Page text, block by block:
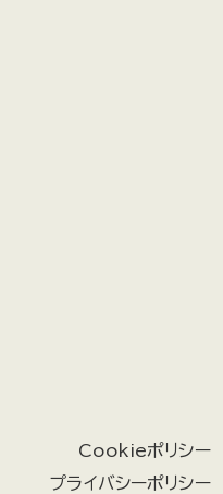
Cookieポリシー
プライバシーポリシー